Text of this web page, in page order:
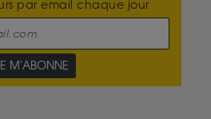
par email chaque jour
M'ABONNE